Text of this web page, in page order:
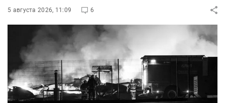
5 августа 2026, 11:09 6